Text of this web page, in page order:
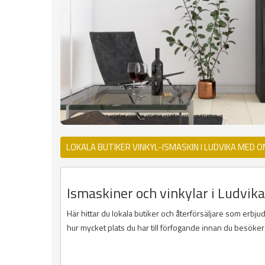
LOKALA BUTIKER VINKYL-ISMASKIN I LUDVIKA MED
Ismaskiner och vinkylar i
Här hittar du lokala butiker och återförsäljare som
hur mycket plats du har till förfogande innan du